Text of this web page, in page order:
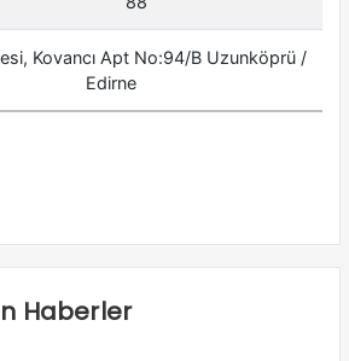
Haberler